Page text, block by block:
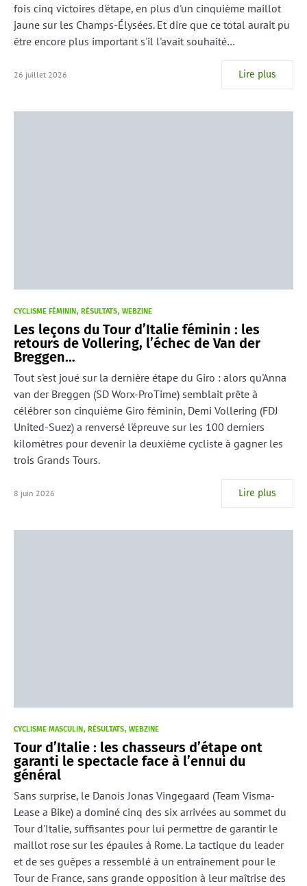
fois cinq victoires d'étape, en plus d'un cinquième maillot
jaune sur les Champs-Élysées. Et dire que ce total aurait pu
être encore plus important s'il l'avait souhaité…
26 juillet 2026 Lire plus
CYCLISME FÉMININ RÉSULTATS WEBZINE
Les leçons du Tour d’Italie féminin : les
retours de Vollering, l’échec de Van der
Breggen…
Tout s'est joué sur la dernière étape du Giro : alors qu'Anna
van der Breggen (SD Worx-ProTime) semblait prête à
célébrer son cinquième Giro féminin, Demi Vollering (FDJ
United-Suez) a renversé l'épreuve sur les 100 derniers
kilomètres pour devenir la deuxième cycliste à gagner les
trois Grands Tours.
8 juin 2026 Lire plus
CYCLISME MASCULIN RÉSULTATS WEBZINE
Tour d’Italie : les chasseurs d’étape ont
garanti le spectacle face à l’ennui du
général
Sans surprise, le Danois Jonas Vingegaard (Team Visma-
Lease a Bike) a dominé cinq des six arrivées au sommet du
Tour d'Italie, suffisantes pour lui permettre de garantir le
maillot rose sur les épaules à Rome. La tactique du leader
et de ses guêpes a ressemblé à un entraînement pour le
Tour de France, sans grande opposition à leur maîtrise des